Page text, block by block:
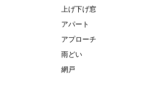
上げ下げ窓
アパート
アプローチ
雨どい
網戸